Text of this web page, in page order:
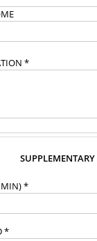
*
MIN) *
*